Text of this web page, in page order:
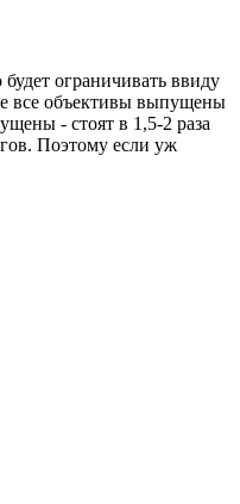
ограничивать ввиду
все объективы выпущены
- стоят в 1,5-2 раза
Поэтому если уж